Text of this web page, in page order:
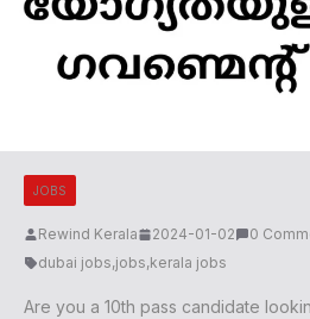
JOBS
Rewind Kerala 2024-01-02
0
dubai jobs,jobs,kerala jobs
Are you a 10th pass candidate